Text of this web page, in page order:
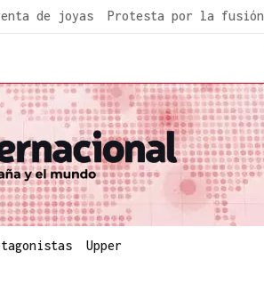
de joyas Protesta por la fusión
Upper